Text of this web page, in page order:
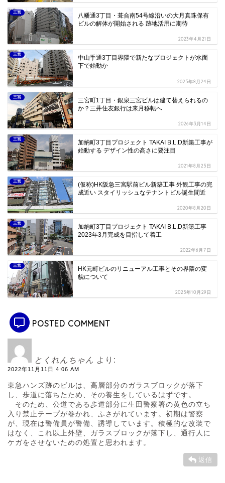
三宮
八幡通3丁目・葺合南54号線沿いの大月真珠保有
ビルの解体が開始される 跡地活用に期待
2023年4月21日
三宮
中山手通3丁目界隈で新たなプロジェクトが水面
下で始動か
2025年8月24日
三宮
三宮町1丁目・銀泉三宮ビルは建て替えられるの
か？三井住友銀行は来月移転へ
2026年3月14日
三宮
加納町3丁目プロジェクト TAKAI B.L.D新築工事が
始動する デザイン性の高さに要注目
2021年8月25日
三宮
(仮称)HK阪急三宮駅前ビル新築工事 外観工事の完
成近い スタイリッシュなテナントビル誕生間近
2020年8月20日
三宮
加納町3丁目プロジェクト TAKAI B.L.D新築工事
2023年3月完成を目指して着工
2022年6月7日
三宮
HK元町ビルのリニューアル工事とその界隈の変
貌について
2025年10月29日
POSTED COMMENT
とくれんちゃん より:
2022年11月11日 4:06 AM
東急ハンズ跡のビルは、高層部分のガラスブロックが落下
し、歩道に落ちたため、その養生をしているはずです。
そのため、公道である歩道部分に生田警察署の黄色の立ち
入り禁止テープが巻かれ、ふさがれています。初期は警察
が、現在は警備員が警備、誘導しています。積極的な改装で
はなく、これ以上外壁、ガラスブロックが落下し、通行人に
ケガをさせないための処置と思われます。
返信